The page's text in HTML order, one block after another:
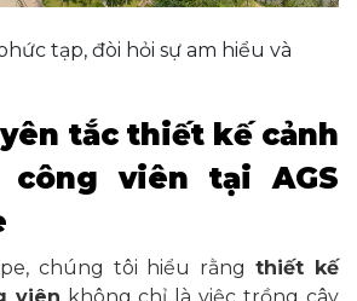
tạp, đòi hỏi sự am hiểu và
tắc thiết kế cảnh
công viên tại AGS
chúng tôi hiểu rằngthiết kế